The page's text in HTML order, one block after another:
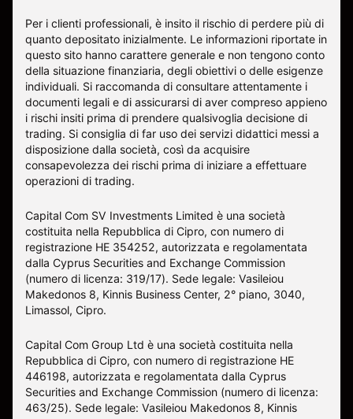
Per i clienti professionali, è insito il rischio di perdere più di
quanto depositato inizialmente. Le informazioni riportate in
questo sito hanno carattere generale e non tengono conto
della situazione finanziaria, degli obiettivi o delle esigenze
individuali. Si raccomanda di consultare attentamente i
documenti legali e di assicurarsi di aver compreso appieno
i rischi insiti prima di prendere qualsivoglia decisione di
trading. Si consiglia di far uso dei servizi didattici messi a
disposizione dalla società, così da acquisire
consapevolezza dei rischi prima di iniziare a effettuare
operazioni di trading.
Capital Com SV Investments Limited è una società
costituita nella Repubblica di Cipro, con numero di
registrazione HE 354252, autorizzata e regolamentata
dalla Cyprus Securities and Exchange Commission
(numero di licenza: 319/17). Sede legale: Vasileiou
Makedonos 8, Kinnis Business Center, 2° piano, 3040,
Limassol, Cipro.
Capital Com Group Ltd è una società costituita nella
Repubblica di Cipro, con numero di registrazione ΗΕ
446198, autorizzata e regolamentata dalla Cyprus
Securities and Exchange Commission (numero di licenza:
463/25). Sede legale: Vasileiou Makedonos 8, Kinnis